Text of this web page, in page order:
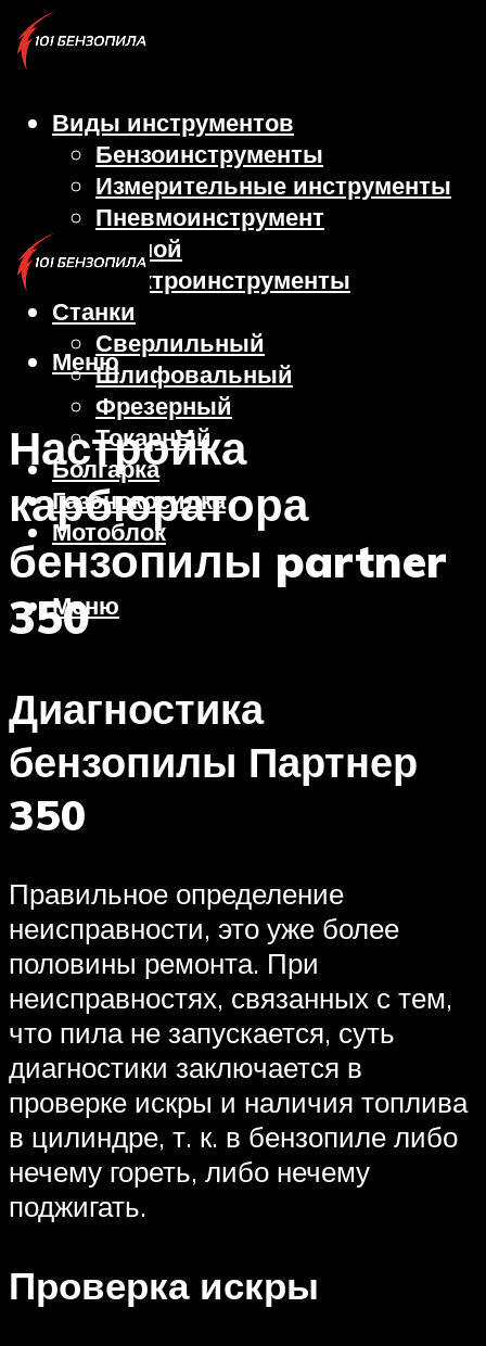
Виды инструментов
Бензоинструменты
Измерительные инструменты
Пневмоинструмент
Ручной
Электроинструменты
Станки
Сверлильный
Шлифовальный
Фрезерный
Токарный
Болгарка
Газонокосилка
Мотоблок
Меню
Меню
Настройка
карбюратора
бензопилы partner
350
Диагностика
бензопилы Партнер
350
Правильное определение
неисправности, это уже более
половины ремонта. При
неисправностях, связанных с тем,
что пила не запускается, суть
диагностики заключается в
проверке искры и наличия топлива
в цилиндре, т. к. в бензопиле либо
нечему гореть, либо нечему
поджигать.
Проверка искры